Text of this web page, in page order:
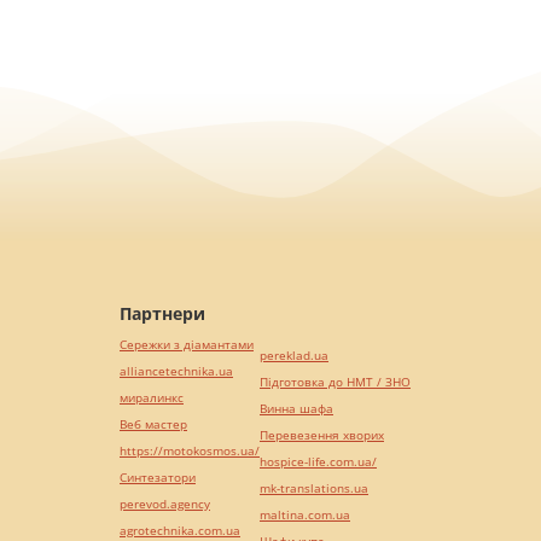
Партнери
Сережки з діамантами
alliancetechnika.ua
миралинкс
Веб мастер
https://motokosmos.ua/
Синтезатори
perevod.agency
agrotechnika.com.ua
pereklad.ua
Підготовка до НМТ / ЗНО
Винна шафа
Перевезення хворих
hospice-life.com.ua/
mk-translations.ua
maltina.com.ua